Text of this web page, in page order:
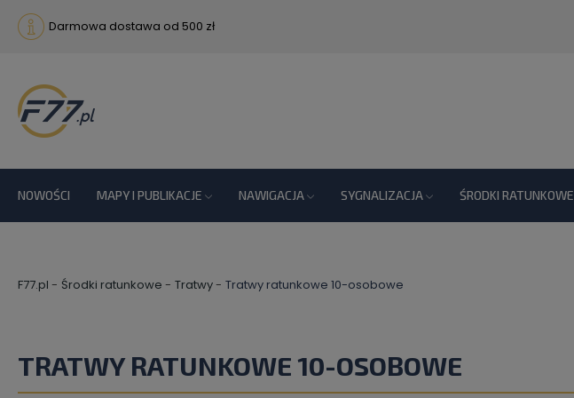
Darmowa dostawa od 500 zł
NOWOŚCI MAPY I PUBLIKACJE NAWIGACJA SYGNALIZACJA ŚRODKI RATUNKOWE
F77.pl Środki ratunkowe Tratwy Tratwy ratunkowe 10-osobowe
TRATWY RATUNKOWE 10-OSOBOWE